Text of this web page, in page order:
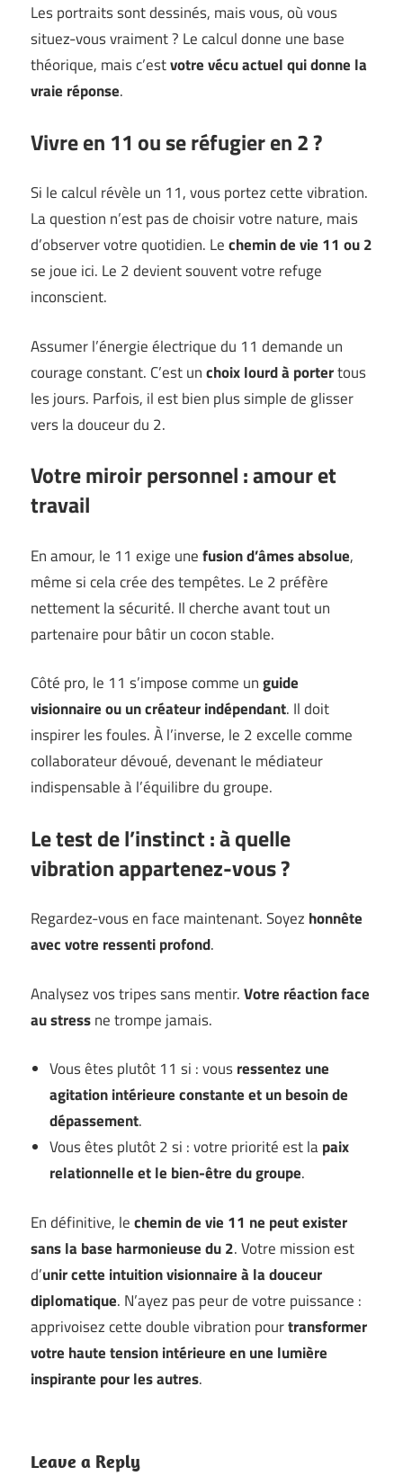
Les portraits sont dessinés, mais vous, où vous
situez-vous vraiment ? Le calcul donne une base
théorique, mais c’estvotre vécu actuel qui donne la
vraie réponse.
Vivre en 11 ou se réfugier en 2 ?
Si le calcul révèle un 11, vous portez cette vibration.
La question n’est pas de choisir votre nature, mais
d’observer votre quotidien. Lechemin de vie 11 ou 2
se joue ici. Le 2 devient souvent votre refuge
inconscient.
Assumer l’énergie électrique du 11 demande un
courage constant. C’est unchoix lourd à portertous
les jours. Parfois, il est bien plus simple de glisser
vers la douceur du 2.
Votre miroir personnel : amour et
travail
En amour, le 11 exige unefusion d’âmes absolue,
même si cela crée des tempêtes. Le 2 préfère
nettement la sécurité. Il cherche avant tout un
partenaire pour bâtir un cocon stable.
Côté pro, le 11 s’impose comme unguide
visionnaire ou un créateur indépendant. Il doit
inspirer les foules. À l’inverse, le 2 excelle comme
collaborateur dévoué, devenant le médiateur
indispensable à l’équilibre du groupe.
Le test de l’instinct : à quelle
vibration appartenez-vous ?
Regardez-vous en face maintenant. Soyez honnête
avec votre ressenti profond.
Analysez vos tripes sans mentir.Votre réaction face
au stressne trompe jamais.
Vous êtes plutôt 11 si : vousressentez une
agitation intérieure constante et un besoin de
dépassement.
Vous êtes plutôt 2 si : votre priorité est lapaix
relationnelle et le bien-être du groupe.
En définitive, lechemin de vie 11 ne peut exister
sans la base harmonieuse du 2. Votre mission est
d’unir cette intuition visionnaire à la douceur
diplomatique. N’ayez pas peur de votre puissance :
apprivoisez cette double vibration pourtransformer
votre haute tension intérieure en une lumière
inspirante pour les autres.
Leave a Reply